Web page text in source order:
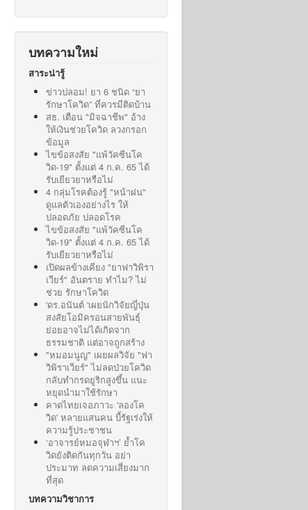
บทความใหม่
สาระน่ารู้
ข่าวปลอม! ยา 6 ชนิด “ยา
รักษาโควิด” ที่ควรมีติดบ้าน
สธ. เตือน "มิจฉาชีพ" อ้าง
ให้เงินช่วยโควิด ลวงกรอก
ข้อมูล
ไขข้อสงสัย "แพ้วัคซีนโค
วิด-19" ตั้งแต่ 4 ก.ค. 65 ได้
รับเยียวยาหรือไม่
4 กลุ่มโรคต้องรู้ "หน้าฝน"
ดูแลตัวเองอย่างไร ให้
ปลอดภัย ปลอดโรค
ไขข้อสงสัย "แพ้วัคซีนโค
วิด-19" ตั้งแต่ 4 ก.ค. 65 ได้
รับเยียวยาหรือไม่
เปิดผลข้างเคียง "ยาฟาวิพิรา
เวียร์" อันตราย ทำไม? ไม่
ช่วย รักษาโควิด
'ดร.อนันต์ 'เผยนักวิจัยญี่ปุ่น
สงสัยโอมิครอนสายพันธุ์
ย่อยอาจไม่ได้เกิดจาก
ธรรมชาติ แต่อาจถูกสร้าง
"หมอมนูญ" เผยผลวิจัย "ฟา
วิพิราเวียร์" ไม่ลดป่วยโควิด
กลับทำกรดยูริกสูงขึ้น แนะ
หยุดนำมาใช้รักษา
คาดไทยเจอภาวะ 'ลองโค
วิด' หลายแสนคน บี้รัฐเร่งให้
ความรู้ประชาชน
‘อาจารย์หมอจุฬาฯ’ ย้ำโค
วิดยังติดกันทุกวัน อย่า
ประมาท ลดความเสี่ยงมาก
ที่สุด
บทความวิชาการ